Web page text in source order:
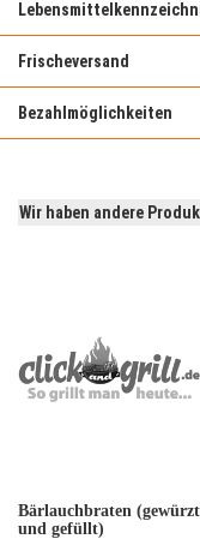
Frischeversand
Bezahlmöglichkeiten
Wir haben andere
Bärlauchbraten (gewürzt
und gefüllt)